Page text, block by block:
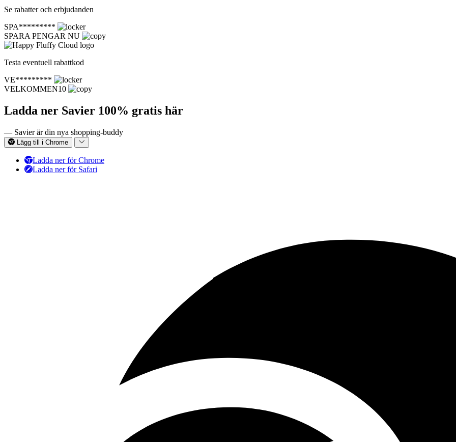
Se rabatter och erbjudanden
SPA*********
SPARA PENGAR NU
Testa eventuell rabattkod
VE*********
VELKOMMEN10
Ladda ner Savier 100% gratis här
— Savier är din nya shopping-buddy
Lägg till i Chrome
Ladda ner för Chrome
Ladda ner för Safari